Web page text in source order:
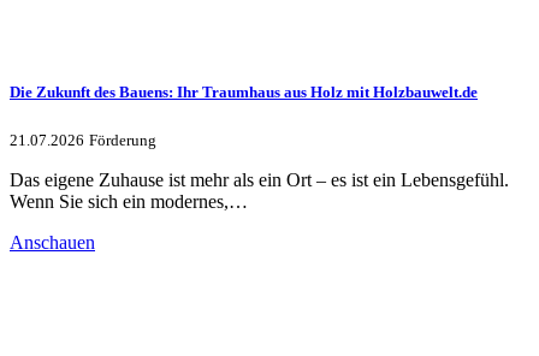
Die Zukunft des Bauens: Ihr Traumhaus aus Holz mit Holzbauwelt.de
21.07.2026 Förderung
Das eigene Zuhause ist mehr als ein Ort – es ist ein Lebensgefühl.
Wenn Sie sich ein modernes,…
Anschauen